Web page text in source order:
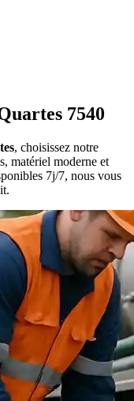
7540
, choisissez notre
matériel moderne et
7j/7, nous vous